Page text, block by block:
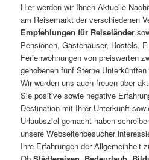
Hier werden wir Ihnen Aktuelle
am Reisemarkt der verschiedenen
Empfehlungen für Reiseländer
Pensionen, Gästehäuser, Hostels,
Ferienwohnungen von preiswerten
gehobenen fünf Sterne
Wir würden uns auch freuen über
Sie positive sowie negative
Destination mit Ihrer Unterkunft
Urlaubsziel gemacht haben
unsere Webseitenbesucher
Ihre Erfahrungen der Allgemeinheit